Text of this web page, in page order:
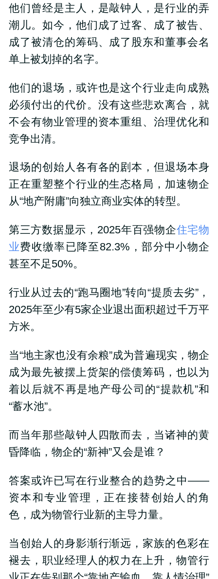
他们曾经是主人，是敲钟人，是行业的弄
潮儿。如今，他们成了过客、成了被告、
成了被清仓的筹码、成了股东和董事会名
单上被划掉的名字。
他们的退场，或许也是这个行业走向成熟
必须付出的代价。没有这些悲欢离合，就
不会有物业管理的资本重组、治理优化和
竞争出清。
退场的创始人各有各的剧本，但退场本身
正在重塑整个行业的生态格局，加速物企
从“地产附庸”向独立商业实体的转型。
第三方数据显示，2025年百强物企住宅物
业费收缴率已降至82.3%，部分中小物企
甚至不足50%。
行业从过去的“跑马圈地”转向“提质去劣”，
2025年至少有5家企业退出面积超过千万平
方米。
当“地主家也没有余粮”成为普遍现实，物企
成为最先被摆上货架的偿债筹码，也以为
着以后就不再是地产母公司的“提款机”和
“蓄水池”。
而当年那些敲钟人四散而去，当诸神的黄
昏降临，物企的“新神”又会是谁？
答案或许已写在行业整合的趋势之中——
资本和专业管理，正在接替创始人的角
色，成为物管行业新的主导力量。
当创始人的身影渐行渐远，家族的色彩在
褪去，职业经理人的权力在上升，物管行